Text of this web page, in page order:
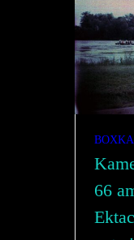
66